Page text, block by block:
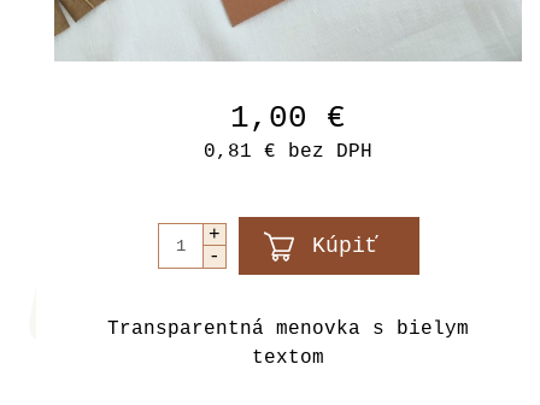
1,00 €
0,81 € bez DPH
Transparentná menovka s bielym
textom